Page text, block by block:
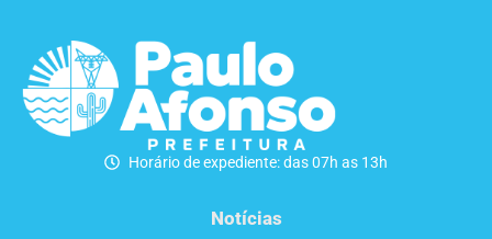
Horário de expediente: das 07h as 13h
Notícias